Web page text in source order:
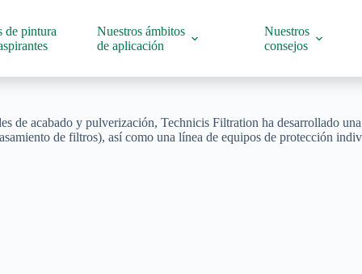
de pintura
Nuestros ámbitos
de aplicación
Nuestros
consejos
de acabado y pulverización, Technicis Filtration ha desarrollado
de filtros), así como una línea de equipos de protección